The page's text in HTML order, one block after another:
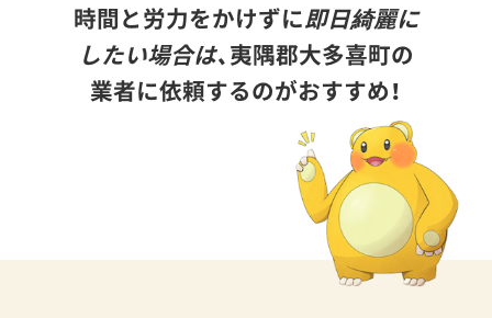
時間と労力をかけずに即日綺麗に
したい場合は、夷隅郡大多喜町の
業者に依頼するのがおすすめ！